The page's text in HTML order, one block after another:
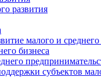
развития
малого и
бизнеса
субъектов